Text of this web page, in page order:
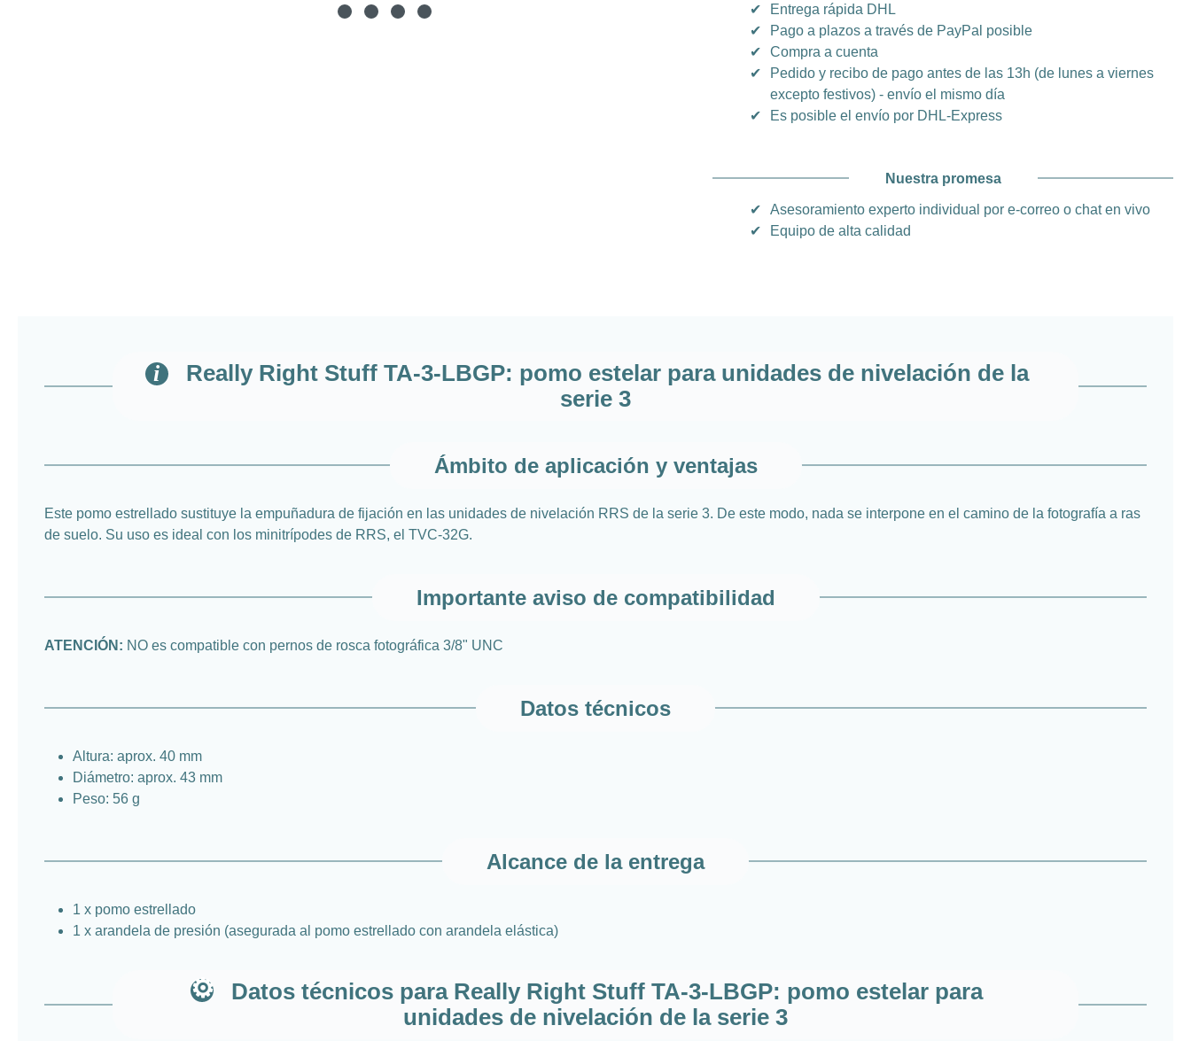
✔
Entrega rápida DHL
✔
Pago a plazos a través de PayPal posible
✔
Compra a cuenta
✔
Pedido y recibo de pago antes de las 13h (de lunes a viernes
excepto festivos) - envío el mismo día
✔
Es posible el envío por DHL-Express
Nuestra promesa
✔
Asesoramiento experto individual por e-correo o chat en vivo
✔
Equipo de alta calidad
Really Right Stuff TA-3-LBGP: pomo estelar para unidades de nivelación de la
serie 3
Ámbito de aplicación y ventajas
Este pomo estrellado sustituye la empuñadura de fijación en las unidades de nivelación RRS de la serie 3. De este modo, nada se interpone en el camino de la fotografía a ras
de suelo. Su uso es ideal con los minitrípodes de RRS, el TVC-32G.
Importante aviso de compatibilidad
ATENCIÓN: NO es compatible con pernos de rosca fotográfica 3/8" UNC
Datos técnicos
Altura: aprox. 40 mm
Diámetro: aprox. 43 mm
Peso: 56 g
Alcance de la entrega
1 x pomo estrellado
1 x arandela de presión (asegurada al pomo estrellado con arandela elástica)
Datos técnicos para Really Right Stuff TA-3-LBGP: pomo estelar para
unidades de nivelación de la serie 3